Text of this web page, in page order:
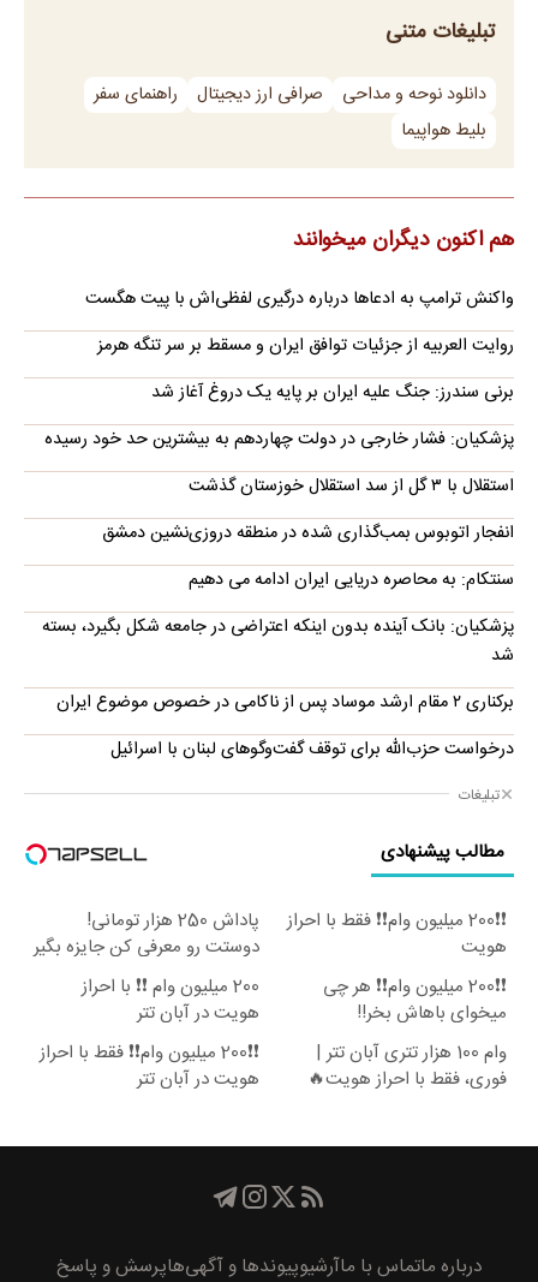
تبلیغات متنی
دانلود نوحه و مداحی صرافی ارز دیجیتال
راهنمای سفر
بلیط هواپیما
هم اکنون دیگران میخوانند
واکنش ترامپ به ادعاها درباره درگیری لفظی‌اش با پیت هگست
روایت العربیه از جزئیات توافق ایران و مسقط بر سر تنگه هرمز
برنی سندرز: جنگ علیه ایران بر پایه یک دروغ آغاز شد
پزشکیان: فشار خارجی در دولت چهاردهم به بیشترین حد خود رسیده
استقلال با ۳ گل از سد استقلال خوزستان گذشت
انفجار اتوبوس بمب‌گذاری شده در منطقه دروزی‌نشین دمشق
سنتکام: به محاصره دریایی ایران ادامه می دهیم
پزشکیان: بانک آینده بدون اینکه اعتراضی در جامعه شکل بگیرد، بسته
شد
برکناری ۲ مقام ارشد موساد پس از ناکامی در خصوص موضوع ایران
درخواست حزب‌الله برای توقف گفت‌وگوهای لبنان با اسرائیل
تبلیغات
مطالب پیشنهادی
❗❗200 میلیون وام❗❗ فقط با احراز
هویت
پاداش 250 هزار تومانی!
دوستت رو معرفی کن جایزه بگیر
😍
❗❗200 میلیون وام❗❗ هر چی
میخوای باهاش بخر!!
200 میلیون وام ❗❗ با احراز
هویت در آبان تتر
وام 100 هزار تتری آبان تتر |
فوری، فقط با احراز هویت🔥
❗❗200 میلیون وام❗❗ فقط با احراز
هویت در آبان تتر
درباره ماتماس با ماآرشیوپیوند‌ها و آگهی‌هاپرسش و پاسخ